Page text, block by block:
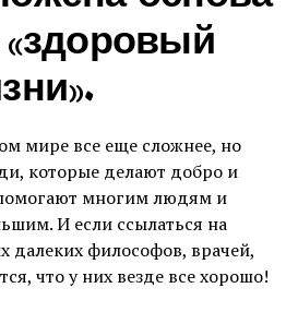
мире все еще сложнее, но
которые делают добро и
многим людям и
И если ссылаться на
далеких философов, врачей,
что у них везде все хорошо!